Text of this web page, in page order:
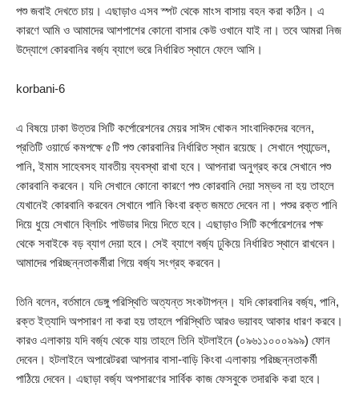
পশু জবাই দেখতে চায়। এছাড়াও এসব স্পট থেকে মাংস বাসায় বহন করা কঠিন। এ
কারণে আমি ও আমাদের আশপাশের কোনো বাসার কেউ ওখানে যাই না। তবে আমরা নিজ
উদ্যোগে কোরবানির বর্জ্য ব্যাগে ভরে নির্ধারিত স্থানে ফেলে আসি।
korbani-6
এ বিষয়ে ঢাকা উত্তর সিটি কর্পোরেশনের মেয়র সাঈদ খোকন সাংবাদিকদের বলেন,
প্রতিটি ওয়ার্ডে কমপক্ষে ৫টি পশু কোরবানির নির্ধারিত স্থান রয়েছে। সেখানে প্যান্ডেল,
পানি, ইমাম সাহেবসহ যাবতীয় ব্যবস্থা রাখা হবে। আপনারা অনুগ্রহ করে সেখানে পশু
কোরবানি করবেন। যদি সেখানে কোনো কারণে পশু কোরবানি দেয়া সম্ভব না হয় তাহলে
যেখানেই কোরবানি করবেন সেখানে পানি কিংবা রক্ত জমতে দেবেন না। পশুর রক্ত পানি
দিয়ে ধুয়ে সেখানে ব্লিচিং পাউডার দিয়ে দিতে হবে। এছাড়াও সিটি কর্পোরেশনের পক্ষ
থেকে সবাইকে বড় ব্যাগ দেয়া হবে। সেই ব্যাগে বর্জ্য ঢুকিয়ে নির্ধারিত স্থানে রাখবেন।
আমাদের পরিচ্ছন্নতাকর্মীরা গিয়ে বর্জ্য সংগ্রহ করবেন।
তিনি বলেন, বর্তমানে ডেঙ্গু পরিস্থিতি অত্যন্ত সংকটাপন্ন। যদি কোরবানির বর্জ্য, পানি,
রক্ত ইত্যাদি অপসারণ না করা হয় তাহলে পরিস্থিতি আরও ভয়াবহ আকার ধারণ করবে।
কারও এলাকায় যদি বর্জ্য থেকে যায় তাহলে তিনি হটলাইনে (০৯৬১১০০০৯৯৯) ফোন
দেবেন। হটলাইনে অপারেটররা আপনার বাসা-বাড়ি কিংবা এলাকায় পরিচ্ছন্নতাকর্মী
পাঠিয়ে দেবেন। এছাড়া বর্জ্য অপসারণের সার্বিক কাজ ফেসবুকে তদারকি করা হবে।